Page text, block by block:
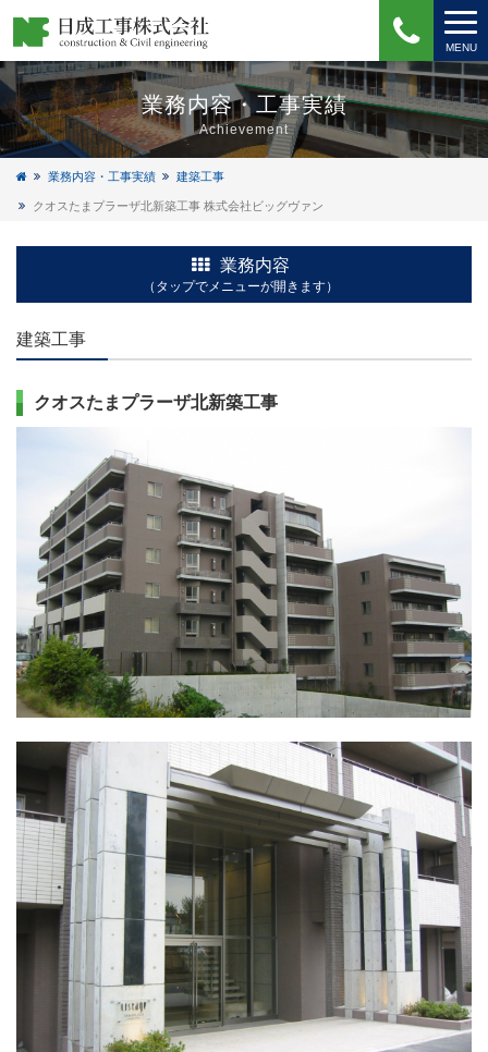
ナ
ビ
ゲ
ー
シ
MENU
業務内容・工事実績
Achievement
業務内容・工事実績 建築工事
クオスたまプラーザ北新築工事 株式会社ビッグヴァン
業務内容
（タップでメニューが開きます）
建築工事
クオスたまプラーザ北新築工事